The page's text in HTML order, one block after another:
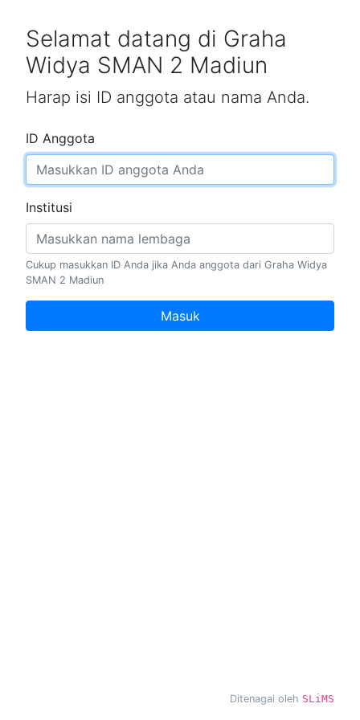
Selamat datang di Graha
Widya SMAN 2 Madiun
Harap isi ID anggota atau nama Anda.
ID Anggota
Institusi
Cukup masukkan ID Anda jika Anda anggota dari Graha Widya
SMAN 2 Madiun
Masuk
Ditenagai oleh SLiMS